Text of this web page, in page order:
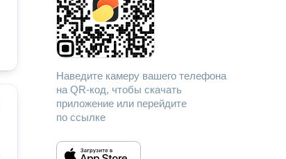
Наведите камеру вашего телефона
на QR-код, чтобы скачать
приложение или перейдите
по ссылке